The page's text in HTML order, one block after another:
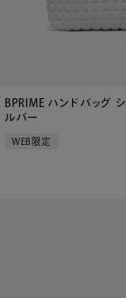
BPRIME ハンドバッグ シ
ルバー
WEB限定